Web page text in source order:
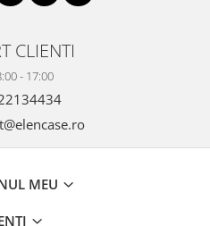
CLIENTI
- 17:00
MEU